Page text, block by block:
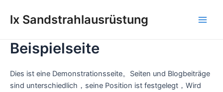
Inhaltlx Sandstrahlausrüstung
Beispielseite
Dies ist eine Demonstrationsseite。Seiten und Blogbeiträge
sind unterschiedlich，seine Position ist festgelegt，Wird